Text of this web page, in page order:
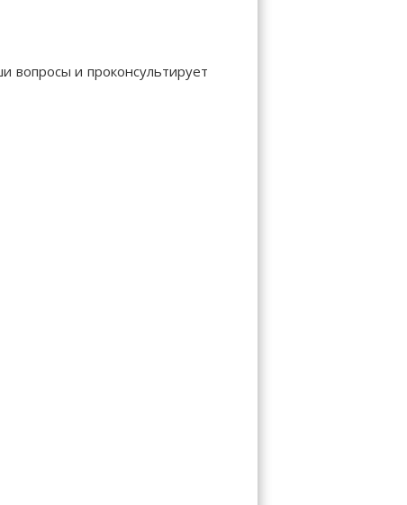
вопросы и проконсультирует